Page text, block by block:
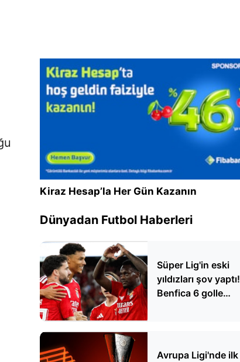
Kiraz Hesap’la Her Gün Kazanın
Dünyadan Futbol Haberleri
Süper Lig'in eski
yıldızları şov yaptı!
Benfica 6 golle
Avrupa Ligi'nde ilk